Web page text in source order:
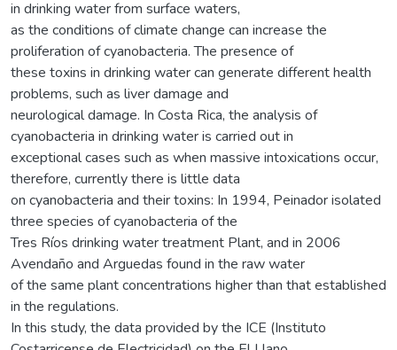
in drinking water from surface waters,
as the conditions of climate change can increase the
proliferation of cyanobacteria. The presence of
these toxins in drinking water can generate different health
problems, such as liver damage and
neurological damage. In Costa Rica, the analysis of
cyanobacteria in drinking water is carried out in
exceptional cases such as when massive intoxications occur,
therefore, currently there is little data
on cyanobacteria and their toxins: In 1994, Peinador isolated
three species of cyanobacteria of the
Tres Ríos drinking water treatment Plant, and in 2006
Avendaño and Arguedas found in the raw water
of the same plant concentrations higher than that established
in the regulations.
In this study, the data provided by the ICE (Instituto